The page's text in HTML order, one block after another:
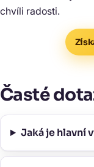
chvíli radosti.
Časté
Jaká je hlavní